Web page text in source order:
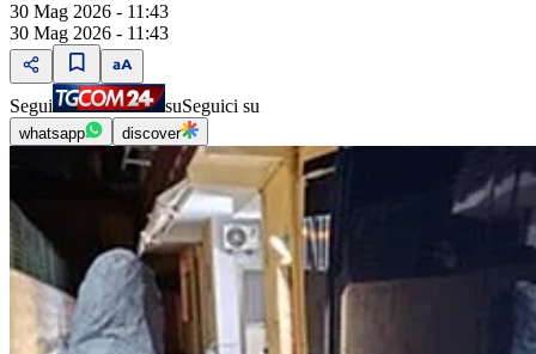
30 Mag 2026 - 11:43
30 Mag 2026 - 11:43
Segui suSeguici su
whatsapp discover